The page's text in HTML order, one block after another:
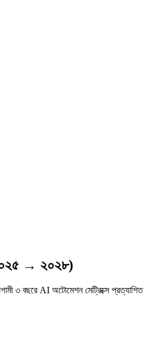
→ ২০২৮)
৩ বছরে AI অটোমেশন মেট্রিক্সে প্রত্যাশিত